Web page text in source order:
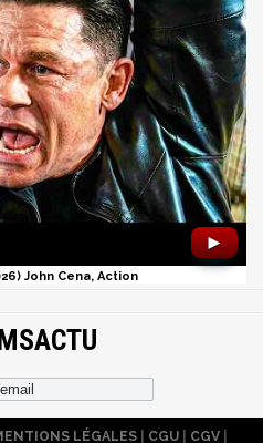
►
John Cena, Action
LÉGALES| CGU| CGV|